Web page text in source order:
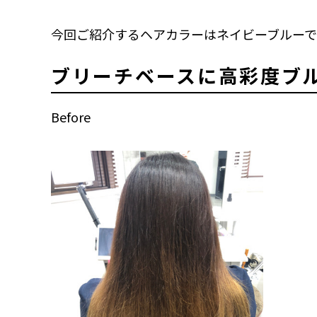
今回ご紹介するヘアカラーはネイビーブルーで
ブリーチベースに高彩度ブ
Before